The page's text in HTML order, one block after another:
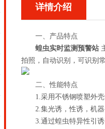
详情介绍
一、产品特点
蝗虫实时监测预警站
拍照，自动识别，可识别
二、性能特点
1.采用不锈钢喷塑外壳
2.集光诱，性诱，机器
3.通过蝗虫特异性引诱